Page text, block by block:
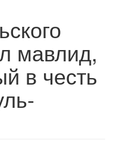
мавлид,
в честь